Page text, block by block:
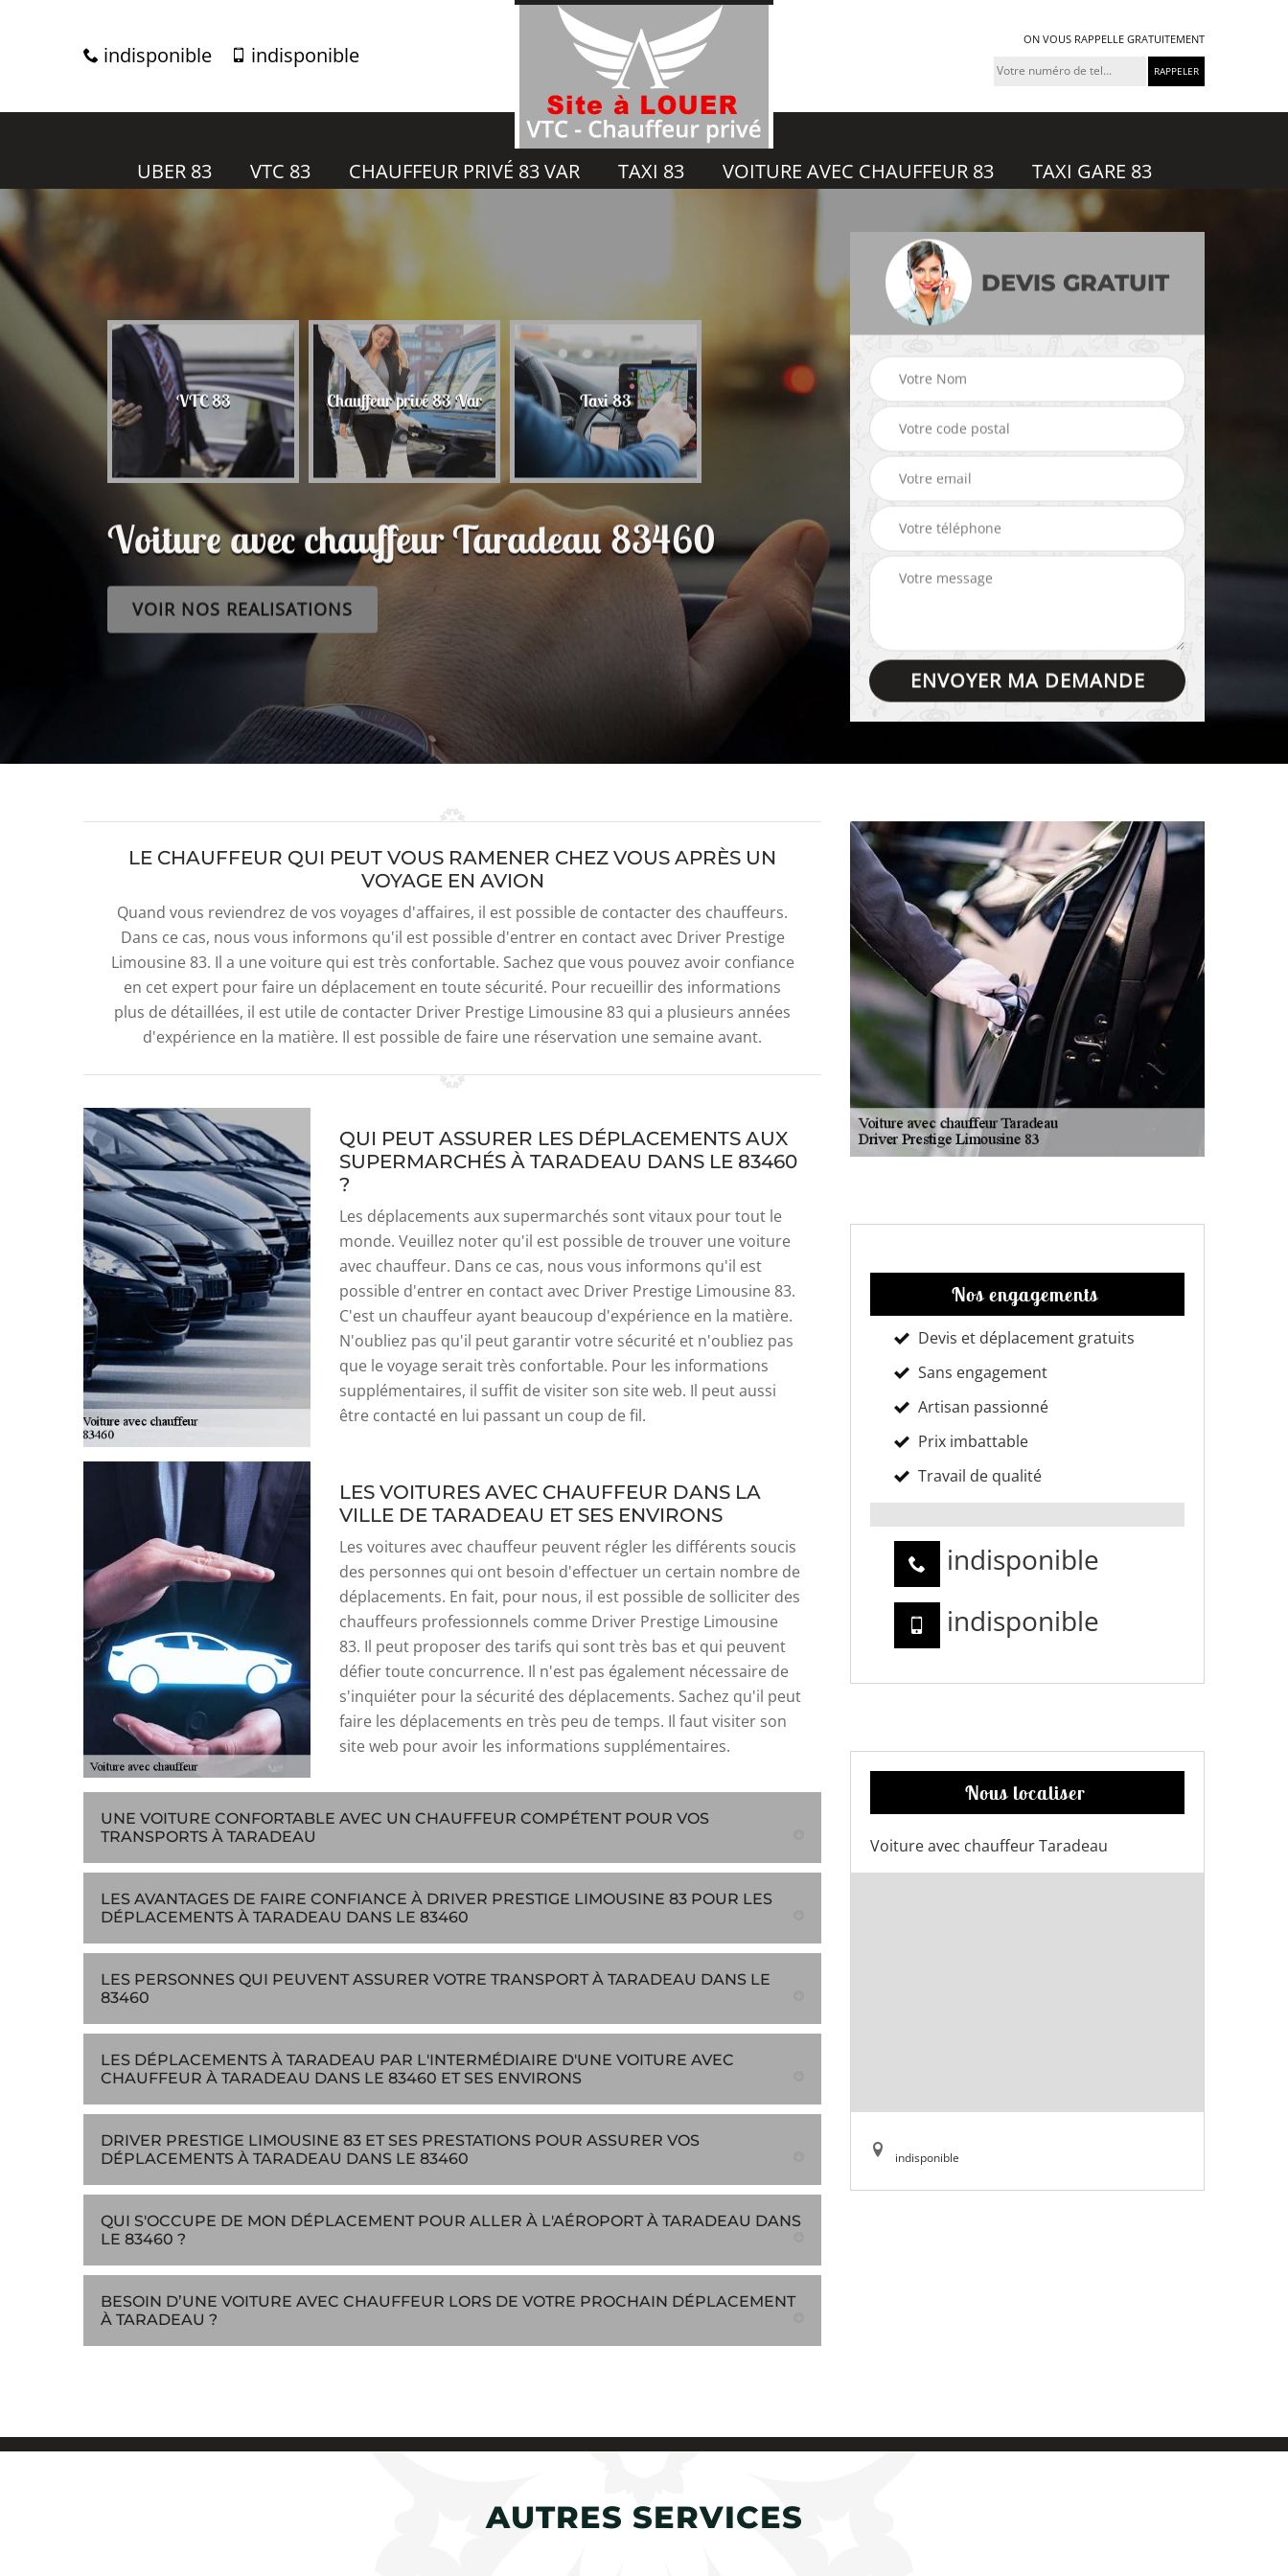
indisponible indisponible
ON VOUS RAPPELLE GRATUITEMENT
UBER 83 VTC 83 CHAUFFEUR PRIVÉ 83 VAR TAXI 83 VOITURE AVEC CHAUFFEUR 83 TAXI GARE 83
VTC 83 Chauffeur privé 83 Var Taxi 83 Voiture avec chauffeur Taxi gare 83
Voiture avec chauffeur Taradeau 83460
VOIR NOS REALISATIONS
DEVIS GRATUIT
LE CHAUFFEUR QUI PEUT VOUS RAMENER CHEZ VOUS APRÈS UN
VOYAGE EN AVION
Quand vous reviendrez de vos voyages d'affaires, il est possible de contacter des chauffeurs.
Dans ce cas, nous vous informons qu'il est possible d'entrer en contact avec Driver Prestige
Limousine 83. Il a une voiture qui est très confortable. Sachez que vous pouvez avoir confiance
en cet expert pour faire un déplacement en toute sécurité. Pour recueillir des informations
plus de détaillées, il est utile de contacter Driver Prestige Limousine 83 qui a plusieurs années
d'expérience en la matière. Il est possible de faire une réservation une semaine avant.
QUI PEUT ASSURER LES DÉPLACEMENTS AUX
SUPERMARCHÉS À TARADEAU DANS LE 83460
?
Les déplacements aux supermarchés sont vitaux pour tout le
monde. Veuillez noter qu'il est possible de trouver une voiture
avec chauffeur. Dans ce cas, nous vous informons qu'il est
possible d'entrer en contact avec Driver Prestige Limousine 83.
C'est un chauffeur ayant beaucoup d'expérience en la matière.
N'oubliez pas qu'il peut garantir votre sécurité et n'oubliez pas
que le voyage serait très confortable. Pour les informations
supplémentaires, il suffit de visiter son site web. Il peut aussi
être contacté en lui passant un coup de fil.
LES VOITURES AVEC CHAUFFEUR DANS LA
VILLE DE TARADEAU ET SES ENVIRONS
Les voitures avec chauffeur peuvent régler les différents soucis
des personnes qui ont besoin d'effectuer un certain nombre de
déplacements. En fait, pour nous, il est possible de solliciter des
chauffeurs professionnels comme Driver Prestige Limousine
83. Il peut proposer des tarifs qui sont très bas et qui peuvent
défier toute concurrence. Il n'est pas également nécessaire de
s'inquiéter pour la sécurité des déplacements. Sachez qu'il peut
faire les déplacements en très peu de temps. Il faut visiter son
site web pour avoir les informations supplémentaires.
UNE VOITURE CONFORTABLE AVEC UN CHAUFFEUR COMPÉTENT POUR VOS
TRANSPORTS À TARADEAU
LES AVANTAGES DE FAIRE CONFIANCE À DRIVER PRESTIGE LIMOUSINE 83 POUR LES
DÉPLACEMENTS À TARADEAU DANS LE 83460
LES PERSONNES QUI PEUVENT ASSURER VOTRE TRANSPORT À TARADEAU DANS LE
83460
LES DÉPLACEMENTS À TARADEAU PAR L'INTERMÉDIAIRE D'UNE VOITURE AVEC
CHAUFFEUR À TARADEAU DANS LE 83460 ET SES ENVIRONS
DRIVER PRESTIGE LIMOUSINE 83 ET SES PRESTATIONS POUR ASSURER VOS
DÉPLACEMENTS À TARADEAU DANS LE 83460
QUI S'OCCUPE DE MON DÉPLACEMENT POUR ALLER À L'AÉROPORT À TARADEAU DANS
LE 83460 ?
BESOIN D’UNE VOITURE AVEC CHAUFFEUR LORS DE VOTRE PROCHAIN DÉPLACEMENT
À TARADEAU ?
Nos engagements
Devis et déplacement gratuits
Sans engagement
Artisan passionné
Prix imbattable
Travail de qualité
indisponible
indisponible
Nous localiser
Voiture avec chauffeur Taradeau
indisponible
AUTRES SERVICES